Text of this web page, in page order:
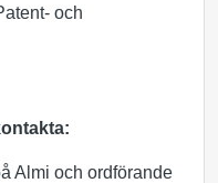
och
Almi och ordförande